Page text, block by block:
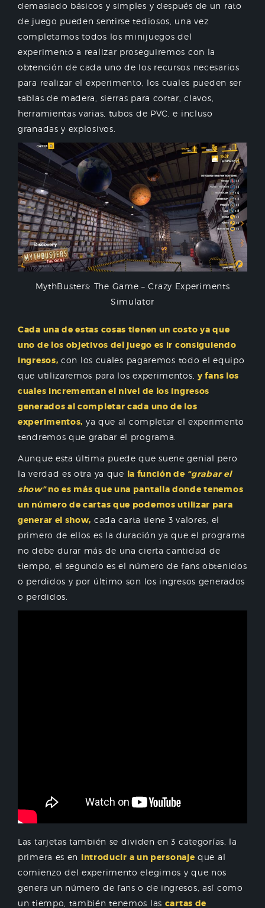
demasiado básicos y simples y después de un rato
de juego pueden sentirse tediosos, una vez
completamos todos los minijuegos del
experimento a realizar proseguiremos con la
obtención de cada uno de los recursos necesarios
para realizar el experimento, los cuales pueden ser
tablas de madera, sierras para cortar, clavos,
herramientas varias, tubos de PVC, e incluso
granadas y explosivos.
MythBusters: The Game – Crazy Experiments
Simulator
Cada una de estas cosas tienen un costo ya que
uno de los objetivos del juego es ir consiguiendo
ingresos, con los cuales pagaremos todo el equipo
que utilizaremos para los experimentos, y fans los
cuales incrementan el nivel de los ingresos
generados al completar cada uno de los
experimentos, ya que al completar el experimento
tendremos que grabar el programa.
Aunque esta última puede que suene genial pero
la verdad es otra ya que la función de “grabar el
show”no es más que una pantalla donde tenemos
un número de cartas que podemos utilizar para
generar el show, cada carta tiene 3 valores, el
primero de ellos es la duración ya que el programa
no debe durar más de una cierta cantidad de
tiempo, el segundo es el número de fans obtenidos
o perdidos y por último son los ingresos generados
o perdidos.
Las tarjetas también se dividen en 3 categorías, la
primera es en introducir a un personaje que al
comienzo del experimento elegimos y que nos
genera un número de fans o de ingresos, así como
un tiempo, también tenemos las cartas de